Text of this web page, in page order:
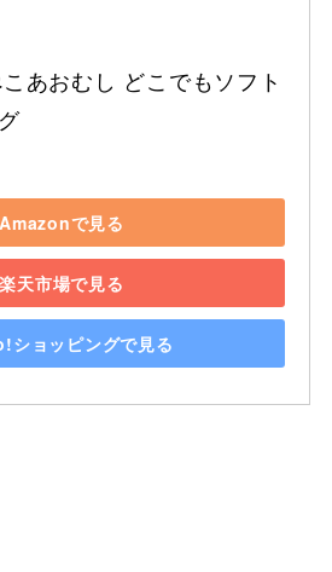
あおむし どこでもソフト
Amazonで見る
楽天市場で見る
ショッピングで見る